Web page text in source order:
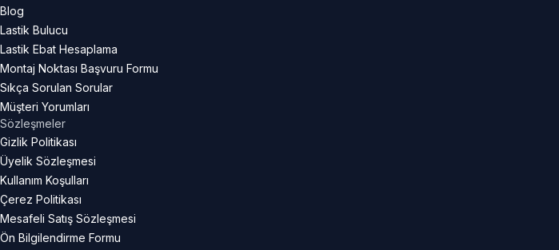
Blog
Lastik Bulucu
Lastik Ebat Hesaplama
Montaj Noktası Başvuru Formu
Sıkça Sorulan Sorular
Müşteri Yorumları
Sözleşmeler
Gizlik Politikası
Üyelik Sözleşmesi
Kullanım Koşulları
Çerez Politikası
Mesafeli Satış Sözleşmesi
Ön Bilgilendirme Formu